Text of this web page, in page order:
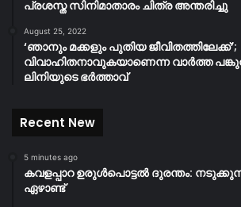
പ്രശസ്ത സിനിമാതാരം ചിത്ര അന്തരിച്ചു
August 25, 2022
‘ഞാനും മക്കളും പുതിയ ജീവിതത്തിലേക്ക്’;
വിവാഹിതനാവുകയാണെന്ന വാർത്ത
ലിനിയുടെ ഭർത്താവ്
Recent New
5 minutes ago
കവളപ്പാറ ഉരുൾപൊട്ടൽ ദുരന്തം:
ഏഴാണ്ട്